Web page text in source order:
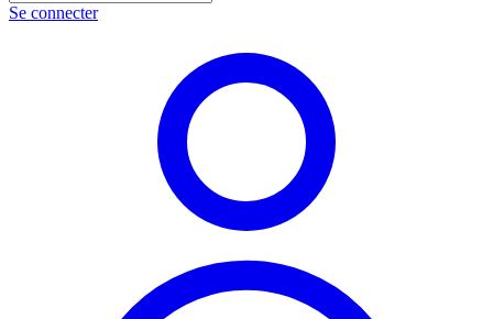
Se connecter